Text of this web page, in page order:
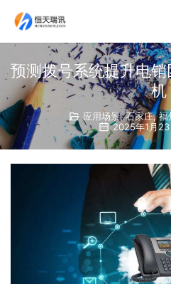
预测拨号系统提升电
机
应用场景,石家庄,福
2025年1月23